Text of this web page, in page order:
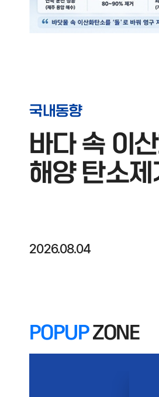
국내동향
바다 속 이
해양 탄소
2026.08.04
POPUPZONE